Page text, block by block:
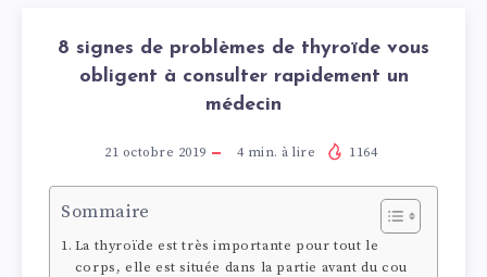
8 signes de problèmes de thyroïde vous
obligent à consulter rapidement un
médecin
21 octobre 2019 4min. à lire 1164
Sommaire
La thyroïde est très importante pour tout le
corps, elle est située dans la partie avant du cou